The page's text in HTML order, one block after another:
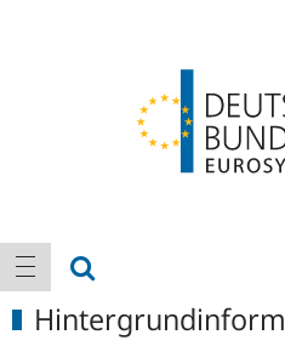
Hauptnavigation
Navigation anzeigen